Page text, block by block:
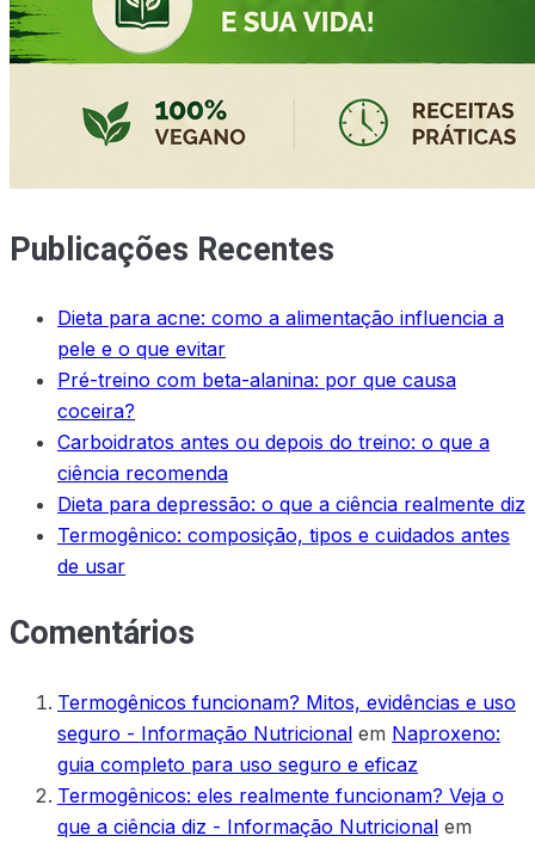
Publicações Recentes
Dieta para acne: como a alimentação influencia a
pele e o que evitar
Pré-treino com beta-alanina: por que causa
coceira?
Carboidratos antes ou depois do treino: o que a
ciência recomenda
Dieta para depressão: o que a ciência realmente diz
Termogênico: composição, tipos e cuidados antes
de usar
Comentários
Termogênicos funcionam? Mitos, evidências e uso
seguro - Informação Nutricional em Naproxeno:
guia completo para uso seguro e eficaz
Termogênicos: eles realmente funcionam? Veja o
que a ciência diz - Informação Nutricional em